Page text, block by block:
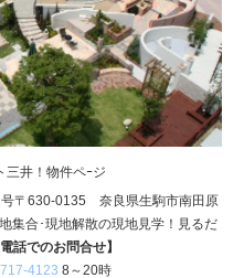
三井！物件ペｰジ
〒630-0135 奈良県生駒市南田原
集合･現地解散の現地見学！見るだ
電話でのお問合せ】
4123 8～20時